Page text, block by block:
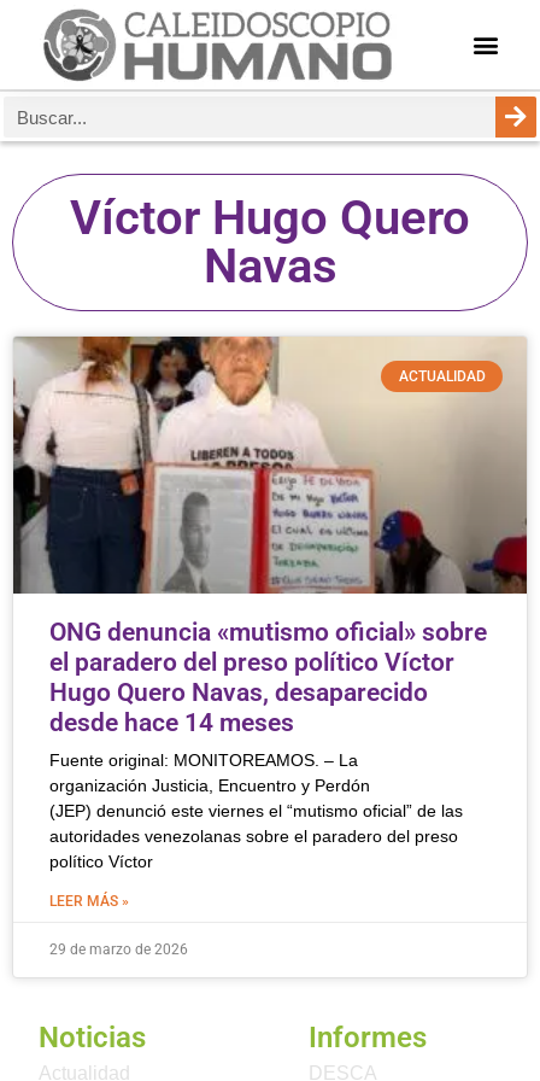
Víctor Hugo Quero
Navas
ACTUALIDAD
ONG denuncia «mutismo oficial» sobre
el paradero del preso político Víctor
Hugo Quero Navas, desaparecido
desde hace 14 meses
Fuente original: MONITOREAMOS. – La
organización Justicia, Encuentro y Perdón
(JEP) denunció este viernes el “mutismo oficial” de las
autoridades venezolanas sobre el paradero del preso
político Víctor
LEER MÁS »
29 de marzo de 2026
Noticias
Actualidad
Informes
DESCA